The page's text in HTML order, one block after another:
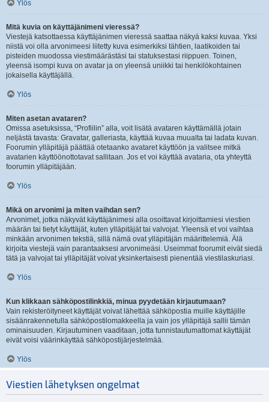
Ylös
Mitä kuvia on käyttäjänimeni vieressä?
Viestejä katsottaessa käyttäjänimen vieressä saattaa näkyä kaksi kuvaa. Yksi
niistä voi olla arvonimeesi liitetty kuva esimerkiksi tähtien, laatikoiden tai
pisteiden muodossa viestimäärästäsi tai statuksestasi riippuen. Toinen,
yleensä isompi kuva on avatar ja on yleensä uniikki tai henkilökohtainen
jokaisella käyttäjällä.
Ylös
Miten asetan avataren?
Omissa asetuksissa, “Profiilin” alla, voit lisätä avataren käyttämällä jotain
neljästä tavasta: Gravatar, galleriasta, käyttää kuvaa muualta tai ladata kuvan.
Foorumin ylläpitäjä päättää otetaanko avataret käyttöön ja valitsee mitkä
avatarien käyttöönottotavat sallitaan. Jos et voi käyttää avataria, ota yhteyttä
foorumin ylläpitäjään.
Ylös
Mikä on arvonimi ja miten vaihdan sen?
Arvonimet, jotka näkyvät käyttäjänimesi alla osoittavat kirjoittamiesi viestien
määrän tai tietyt käyttäjät, kuten ylläpitäjät tai valvojat. Yleensä et voi vaihtaa
minkään arvonimen tekstiä, sillä nämä ovat ylläpitäjän määrittelemiä. Älä
kirjoita viestejä vain parantaaksesi arvonimeäsi. Useimmat foorumit eivät siedä
tätä ja valvojat tai ylläpitäjät voivat yksinkertaisesti pienentää viestilaskuriasi.
Ylös
Kun klikkaan sähköpostilinkkiä, minua pyydetään kirjautumaan?
Vain rekisteröityneet käyttäjät voivat lähettää sähköpostia muille käyttäjille
sisäänrakennetulla sähköpostilomakkeella ja vain jos ylläpitäjä sallii tämän
ominaisuuden. Kirjautuminen vaaditaan, jotta tunnistautumattomat käyttäjät
eivät voisi väärinkäyttää sähköpostijärjestelmää.
Ylös
Viestien lähetyksen ongelmat